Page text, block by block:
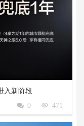
入新阶段
471

0
